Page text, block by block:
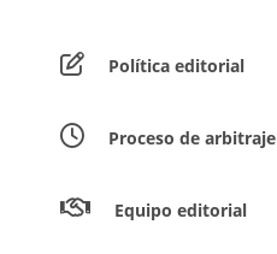
Política editorial
Proceso de arbitraje
Equipo editorial